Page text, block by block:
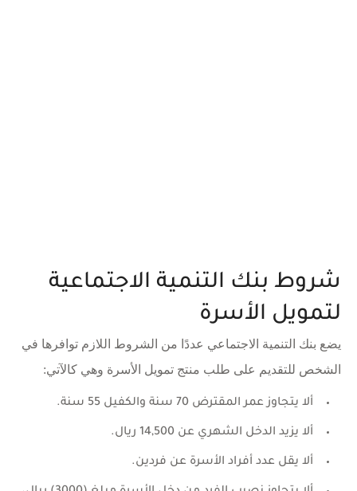
شروط بنك التنمية الاجتماعية
لتمويل الأسرة
يضع بنك التنمية الاجتماعي عددًا من الشروط اللازم توافرها في
الشخص للتقديم على طلب منتج تمويل الأسرة وهي كالآتي:
ألا يتجاوز عمر المقترض 70 سنة والكفيل 55 سنة.
ألا يزيد الدخل الشهري عن 14,500 ريال.
ألا يقل عدد أفراد الأسرة عن فردين.